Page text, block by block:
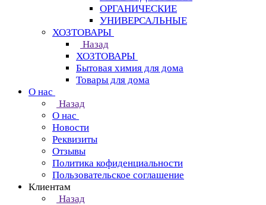
ОРГАНИЧЕСКИЕ
УНИВЕРСАЛЬНЫЕ
ХОЗТОВАРЫ
Назад
ХОЗТОВАРЫ
Бытовая химия для дома
Товары для дома
О нас
Назад
О нас
Новости
Реквизиты
Отзывы
Политика кофиденциальности
Пользовательское соглашение
Клиентам
Назад